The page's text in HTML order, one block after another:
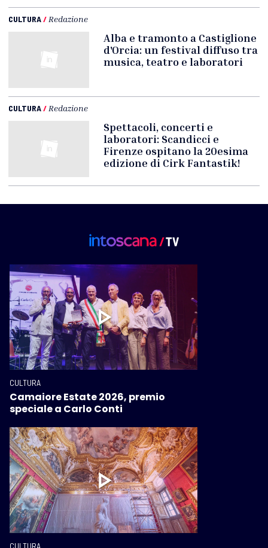
CULTURA/ Redazione
Alba e tramonto a Castiglione
d'Orcia: un festival diffuso tra
musica, teatro e laboratori
CULTURA/ Redazione
Spettacoli, concerti e
laboratori: Scandicci e
Firenze ospitano la 20esima
edizione di Cirk Fantastik!
CULTURA
Camaiore Estate 2026, premio
speciale a Carlo Conti
CULTURA